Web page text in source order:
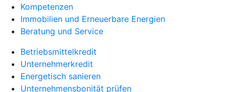
Kompetenzen
Immobilien und Erneuerbare Energien
Beratung und Service
Betriebsmittelkredit
Unternehmerkredit
Energetisch sanieren
Unternehmensbonität prüfen